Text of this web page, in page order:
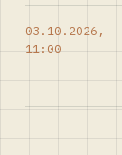
03.10.2026,
11:00